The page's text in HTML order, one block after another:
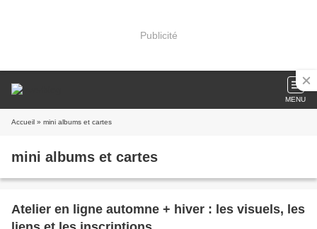
Publicité
MENU
Accueil » mini albums et cartes
mini albums et cartes
Atelier en ligne automne + hiver : les visuels, les